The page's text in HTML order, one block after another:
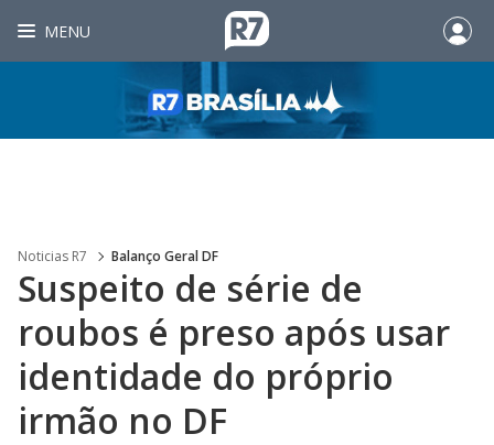
MENU
Noticias R7 Balanço Geral DF
Suspeito de série de
roubos é preso após usar
identidade do próprio
irmão no DF